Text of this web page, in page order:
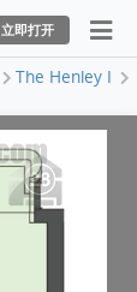
立即打开
The Henley I